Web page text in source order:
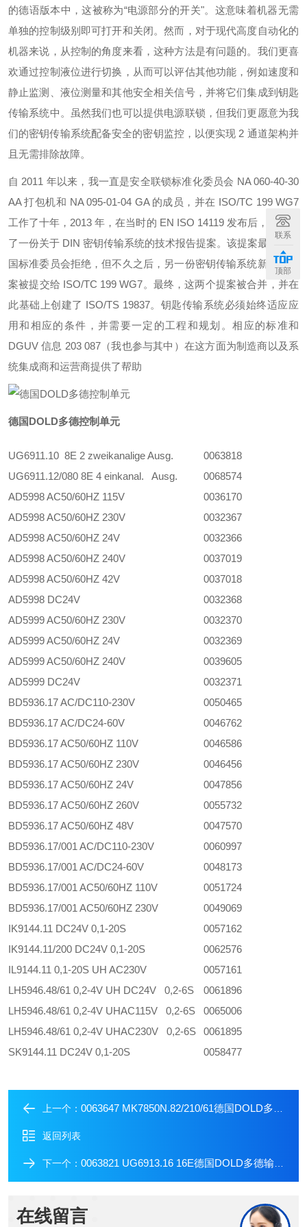
的德语版本中，这被称为“电源部分的开关"。这意味着机器无需
单独的控制级别即可打开和关闭。然而，对于现代高度自动化的
机器来说，从控制的角度来看，这种方法是有问题的。我们更喜
欢通过控制液位进行切换，从而可以评估其他功能，例如速度和
静止监测、液位测量和其他安全相关信号，并将它们集成到钥匙
传输系统中。虽然我们也可以提供电源联锁，但我们更愿意为我
们的密钥传输系统配备安全的密钥监控，以便实现 2 通道架构并
且无需排除故障。
自 2011 年以来，我一直是安全联锁标准化委员会 NA 060-40-30
AA 打包机和 NA 095-01-04 GA 的成员，并在 ISO/TC 199 WG7
工作了十年，2013 年，在当时的 EN ISO 14119 发布后，我提出
了一份关于 DIN 密钥传输系统的技术报告提案。该提案最初被德
国标准委员会拒绝，但不久之后，另一份密钥传输系统新工作提
案被提交给 ISO/TC 199 WG7。最终，这两个提案被合并，并在
此基础上创建了 ISO/TS 19837。钥匙传输系统必须始终适应应
用和相应的条件，并需要一定的工程和规划。相应的标准和
DGUV 信息 203 087（我也参与其中）在这方面为制造商以及系
统集成商和运营商提供了帮助
德国DOLD多德控制单元
UG6911.10 8E 2 zweikanalige Ausg.
0063818
UG6911.12/080 8E 4 einkanal. Ausg.
0068574
AD5998 AC50/60HZ 115V
0036170
AD5998 AC50/60HZ 230V
0032367
AD5998 AC50/60HZ 24V
0032366
AD5998 AC50/60HZ 240V
0037019
AD5998 AC50/60HZ 42V
0037018
AD5998 DC24V
0032368
AD5999 AC50/60HZ 230V
0032370
AD5999 AC50/60HZ 24V
0032369
AD5999 AC50/60HZ 240V
0039605
AD5999 DC24V
0032371
BD5936.17 AC/DC110-230V
0050465
BD5936.17 AC/DC24-60V
0046762
BD5936.17 AC50/60HZ 110V
0046586
BD5936.17 AC50/60HZ 230V
0046456
BD5936.17 AC50/60HZ 24V
0047856
BD5936.17 AC50/60HZ 260V
0055732
BD5936.17 AC50/60HZ 48V
0047570
BD5936.17/001 AC/DC110-230V
0060997
BD5936.17/001 AC/DC24-60V
0048173
BD5936.17/001 AC50/60HZ 110V
0051724
BD5936.17/001 AC50/60HZ 230V
0049069
IK9144.11 DC24V 0,1-20S
0057162
IK9144.11/200 DC24V 0,1-20S
0062576
IL9144.11 0,1-20S UH AC230V
0057161
LH5946.48/61 0,2-4V UH DC24V 0,2-6S
0061896
LH5946.48/61 0,2-4V UHAC115V 0,2-6S
0065006
LH5946.48/61 0,2-4V UHAC230V 0,2-6S
0061895
SK9144.11 DC24V 0,1-20S
0058477
上一个： 0063647 MK7850N.82/210/61德国DOLD多德多功能继电器
返回列表
下一个： 0063821 UG6913.16 16E德国DOLD多德输入模块
在线留言
联系
顶部